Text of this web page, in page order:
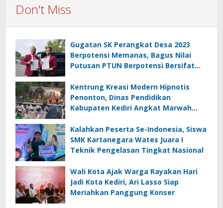
Don't Miss
Gugatan SK Perangkat Desa 2023
Berpotensi Memanas, Bagus Nilai
Putusan PTUN Berpotensi Bersifat
Kentrung Kreasi Modern Hipnotis
Penonton, Dinas Pendidikan
Kabupaten Kediri Angkat Marwah
Kalahkan Peserta Se-Indonesia, Siswa
SMK Kartanegara Wates Juara I
Teknik Pengelasan Tingkat Nasional
Wali Kota Ajak Warga Rayakan Hari
Jadi Kota Kediri, Ari Lasso Siap
Meriahkan Panggung Konser